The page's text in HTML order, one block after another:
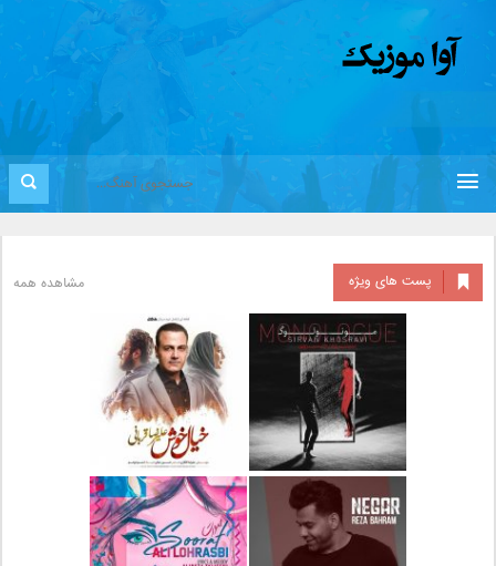
پست های ویژه مشاهده همه
دانلود آلبوم جدید سیروان
خسروی بنام مونولوگ
دانلود آهنگ جدید علیرضا
قربانی بنام خیال خوش